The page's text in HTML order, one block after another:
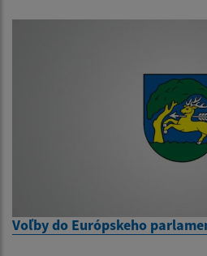
Voľby do Európskeho